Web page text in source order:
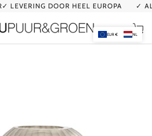
DOOR HEEL EUROPA ✓ AL
EUR € NL